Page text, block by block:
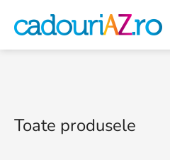
Toate produsele